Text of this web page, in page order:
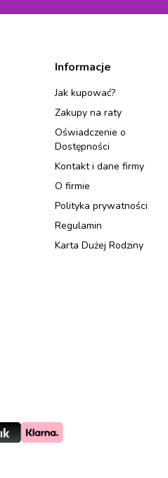
Informacje
Jak kupować?
Zakupy na raty
Oświadczenie o
Dostępności
Kontakt i dane firmy
O firmie
Polityka prywatności
Regulamin
Karta Dużej Rodziny